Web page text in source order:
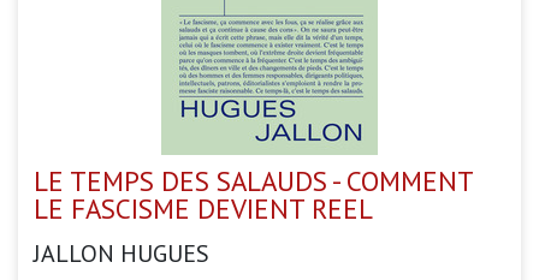
LE TEMPS DES SALAUDS - COMMENT
LE FASCISME DEVIENT REEL
JALLON HUGUES